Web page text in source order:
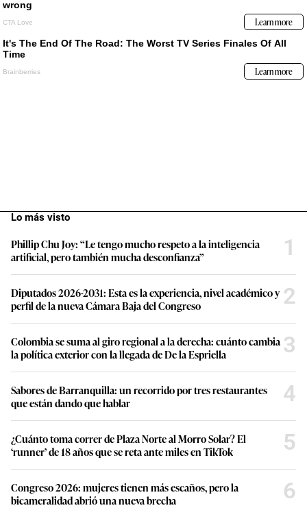
Lo más visto
Phillip Chu Joy: “Le tengo mucho respeto a la inteligencia
artificial, pero también mucha desconfianza”
1
Diputados 2026-2031: Esta es la experiencia, nivel académico y
perfil de la nueva Cámara Baja del Congreso
2
Colombia se suma al giro regional a la derecha: cuánto cambia
la política exterior con la llegada de De la Espriella
3
Sabores de Barranquilla: un recorrido por tres restaurantes
que están dando que hablar
4
¿Cuánto toma correr de Plaza Norte al Morro Solar? El
‘runner’ de 18 años que se reta ante miles en TikTok
5
Congreso 2026: mujeres tienen más escaños, pero la
bicameralidad abrió una nueva brecha
6